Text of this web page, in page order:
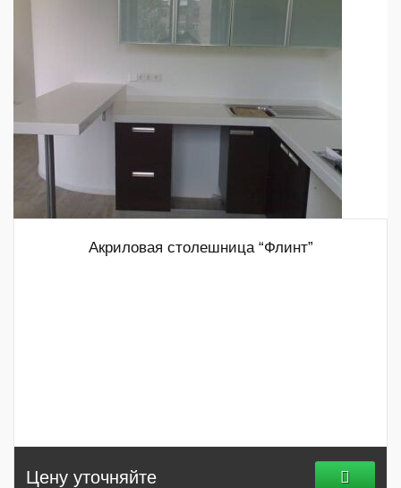
Акриловая столешница “Флинт”
Цену уточняйте